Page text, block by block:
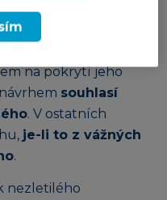
šestnácti let
sám se živit a
na pokrytí jeho
souhlasí
. V ostatních
je-li to z vážných
.
nezletilého